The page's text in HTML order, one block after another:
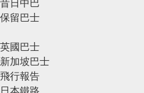
昔日中巴
保留巴士
英國巴士
新加坡巴士
飛行報告
日本鐵路